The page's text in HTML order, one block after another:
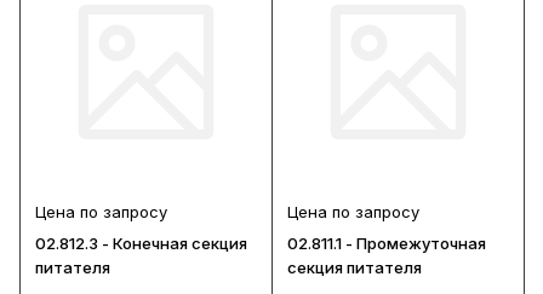
Цена по запросу
02.812.3 - Конечная секция
питателя
Цена по запросу
02.811.1 - Промежуточная
секция питателя